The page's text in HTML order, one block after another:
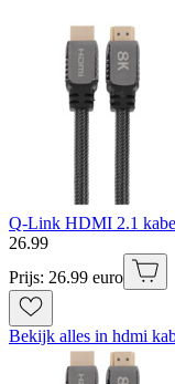
Q-Link HDMI 2.1
26.99
Prijs: 26.99 euro
Bekijk alles in hdmi